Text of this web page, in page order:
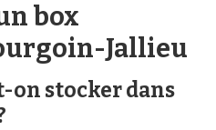
box
Jallieu
on stocker dans